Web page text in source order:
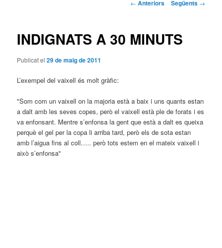
← Anteriors Següents →
INDIGNATS A 30 MINUTS
Publicat el29 de maig de 2011
L’exempel del vaixell és molt gràfic:
"Som com un vaixell on la majoria està a baix i uns quants estan
a dalt amb les seves copes, però el vaixell està ple de forats i es
va enfonsant. Mentre s’enfonsa la gent que està a dalt es queixa
perquè el gel per la copa li arriba tard, però els de sota estan
amb l’aigua fins al coll….. però tots estem en el mateix vaixell i
això s’enfonsa"